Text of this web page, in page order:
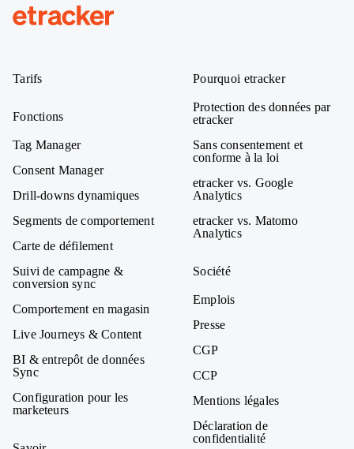
Tarifs
Fonctions
Tag Manager
Consent Manager
Drill-downs dynamiques
Segments de comportement
Carte de défilement
Suivi de campagne &
conversion sync
Comportement en magasin
Live Journeys & Content
BI & entrepôt de données
Sync
Configuration pour les
marketeurs
Pourquoi etracker
Protection des données par
etracker
Sans consentement et
conforme à la loi
etracker vs. Google
Analytics
etracker vs. Matomo
Analytics
Société
Emplois
Presse
CGP
CCP
Mentions légales
Déclaration de
confidentialité